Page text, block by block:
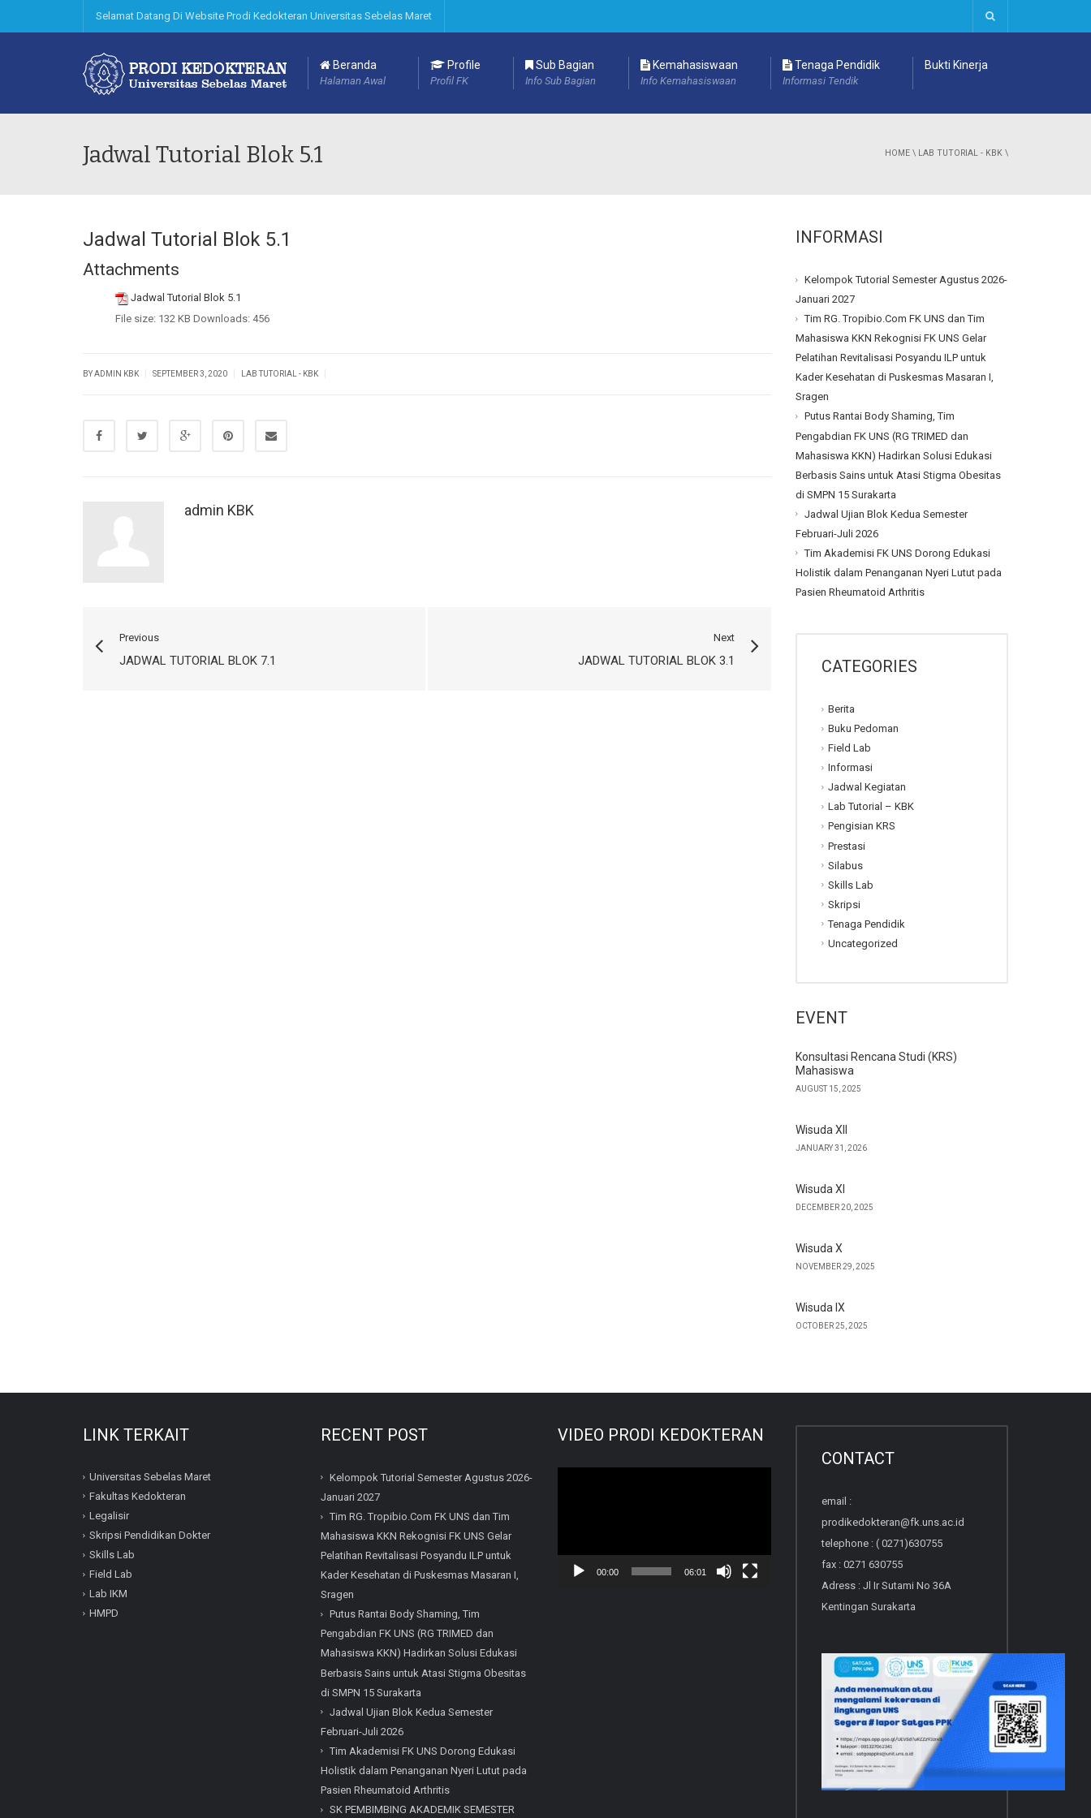
Selamat Datang Di Website Prodi Kedokteran Universitas Sebelas Maret
Beranda
Halaman Awal
Profile
Profil FK
Sub Bagian
Info Sub Bagian
Kemahasiswaan
Info Kemahasiswaan
Tenaga Pendidik
Informasi Tendik
Bukti Kinerja
Jadwal Tutorial Blok 5.1 HOME \ LAB TUTORIAL - KBK \
Jadwal Tutorial Blok 5.1
Attachments
Jadwal Tutorial Blok 5.1
File size: 132 KB Downloads: 456
BY ADMIN KBK SEPTEMBER 3, 2020 LAB TUTORIAL - KBK
admin KBK
Previous
JADWAL TUTORIAL BLOK 7.1
Next
JADWAL TUTORIAL BLOK 3.1
INFORMASI
Kelompok Tutorial Semester Agustus 2026-
Januari 2027
Tim RG. Tropibio.Com FK UNS dan Tim
Mahasiswa KKN Rekognisi FK UNS Gelar
Pelatihan Revitalisasi Posyandu ILP untuk
Kader Kesehatan di Puskesmas Masaran I,
Sragen
Putus Rantai Body Shaming, Tim
Pengabdian FK UNS (RG TRIMED dan
Mahasiswa KKN) Hadirkan Solusi Edukasi
Berbasis Sains untuk Atasi Stigma Obesitas
di SMPN 15 Surakarta
Jadwal Ujian Blok Kedua Semester
Februari-Juli 2026
Tim Akademisi FK UNS Dorong Edukasi
Holistik dalam Penanganan Nyeri Lutut pada
Pasien Rheumatoid Arthritis
CATEGORIES
Berita
Buku Pedoman
Field Lab
Informasi
Jadwal Kegiatan
Lab Tutorial – KBK
Pengisian KRS
Prestasi
Silabus
Skills Lab
Skripsi
Tenaga Pendidik
Uncategorized
EVENT
Konsultasi Rencana Studi (KRS)
Mahasiswa
AUGUST 15, 2025
Wisuda XII
JANUARY 31, 2026
Wisuda XI
DECEMBER 20, 2025
Wisuda X
NOVEMBER 29, 2025
Wisuda IX
OCTOBER 25, 2025
LINK TERKAIT
Universitas Sebelas Maret
Fakultas Kedokteran
Legalisir
Skripsi Pendidikan Dokter
Skills Lab
Field Lab
Lab IKM
HMPD
RECENT POST
Kelompok Tutorial Semester Agustus 2026-
Januari 2027
Tim RG. Tropibio.Com FK UNS dan Tim
Mahasiswa KKN Rekognisi FK UNS Gelar
Pelatihan Revitalisasi Posyandu ILP untuk
Kader Kesehatan di Puskesmas Masaran I,
Sragen
Putus Rantai Body Shaming, Tim
Pengabdian FK UNS (RG TRIMED dan
Mahasiswa KKN) Hadirkan Solusi Edukasi
Berbasis Sains untuk Atasi Stigma Obesitas
di SMPN 15 Surakarta
Jadwal Ujian Blok Kedua Semester
Februari-Juli 2026
Tim Akademisi FK UNS Dorong Edukasi
Holistik dalam Penanganan Nyeri Lutut pada
Pasien Rheumatoid Arthritis
SK PEMBIMBING AKADEMIK SEMESTER
VIDEO PRODI KEDOKTERAN
00:00 06:01
CONTACT
email :
prodikedokteran@fk.uns.ac.id
telephone : ( 0271)630755
fax : 0271 630755
Adress : Jl Ir Sutami No 36A
Kentingan Surakarta